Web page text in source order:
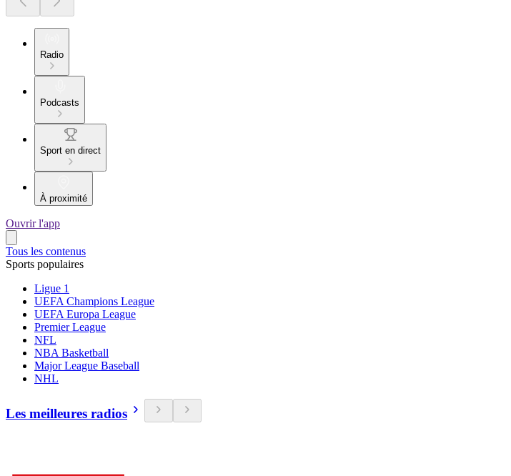
Radio
Podcasts
Sport en direct
À proximité
Ouvrir l'app
Tous les contenus
Sports populaires
Ligue 1
UEFA Champions League
UEFA Europa League
Premier League
NFL
NBA Basketball
Major League Baseball
NHL
Les meilleures radios